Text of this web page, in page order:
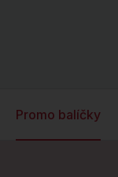
Promo balíčky